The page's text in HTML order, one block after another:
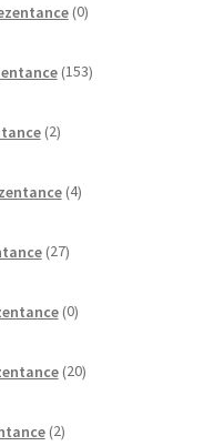
0izdelkov
153izdelkov
2izdelka
4izdelki
27izdelkov
0izdelkov
20izdelkov
2izdelka